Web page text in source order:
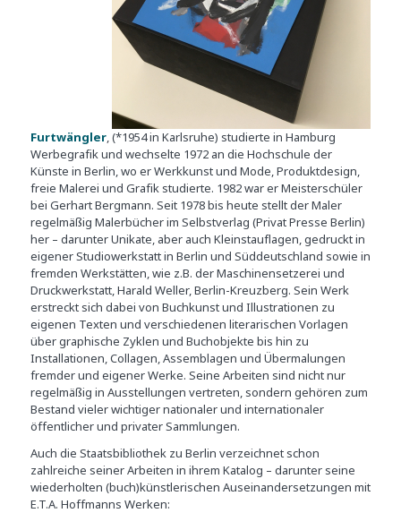
Furtwängler, (*1954 in Karlsruhe) studierte in Hamburg
Werbegrafik und wechselte 1972 an die Hochschule der
Künste in Berlin, wo er Werkkunst und Mode, Produktdesign,
freie Malerei und Grafik studierte. 1982 war er Meisterschüler
bei Gerhart Bergmann. Seit 1978 bis heute stellt der Maler
regelmäßig Malerbücher im Selbstverlag (Privat Presse Berlin)
her – darunter Unikate, aber auch Kleinstauflagen, gedruckt in
eigener Studiowerkstatt in Berlin und Süddeutschland sowie in
fremden Werkstätten, wie z.B. der Maschinensetzerei und
Druckwerkstatt, Harald Weller, Berlin-Kreuzberg. Sein Werk
erstreckt sich dabei von Buchkunst und Illustrationen zu
eigenen Texten und verschiedenen literarischen Vorlagen
über graphische Zyklen und Buchobjekte bis hin zu
Installationen, Collagen, Assemblagen und Übermalungen
fremder und eigener Werke. Seine Arbeiten sind nicht nur
regelmäßig in Ausstellungen vertreten, sondern gehören zum
Bestand vieler wichtiger nationaler und internationaler
öffentlicher und privater Sammlungen.
Auch die Staatsbibliothek zu Berlin verzeichnet schon
zahlreiche seiner Arbeiten in ihrem Katalog – darunter seine
wiederholten (buch)künstlerischen Auseinandersetzungen mit
E.T.A. Hoffmanns Werken: